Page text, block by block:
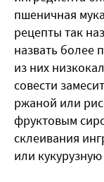
пшеничная
рецепты так
назвать более
из них
совести
ржаной или
фруктовым
склеивания
или